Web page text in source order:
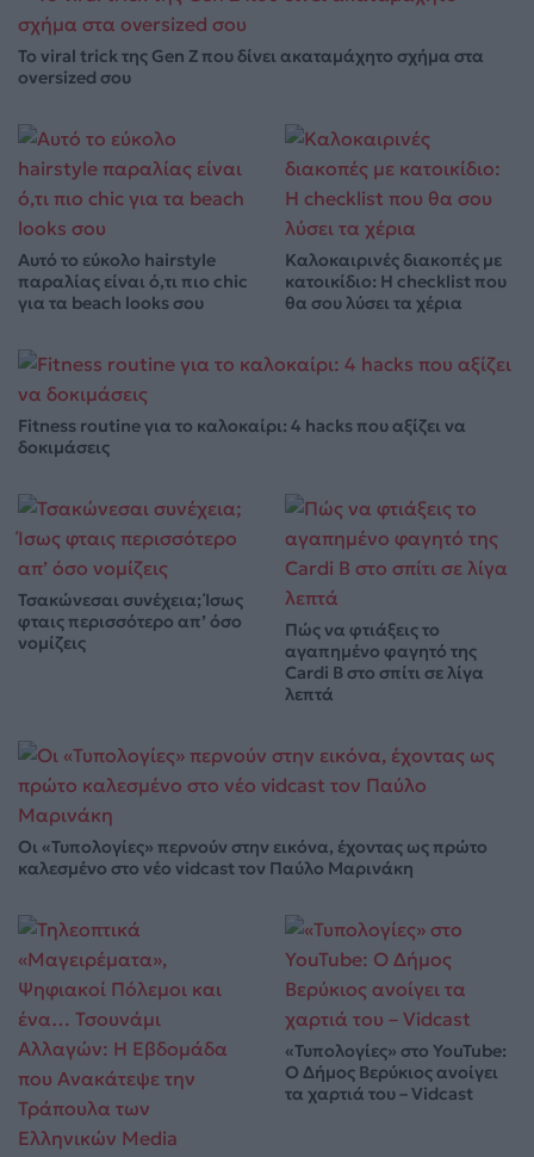
Το viral trick της Gen Z που δίνει ακαταμάχητο σχήμα στα
oversized σου
Αυτό το εύκολο hairstyle
παραλίας είναι ό,τι πιο chic
για τα beach looks σου
Καλοκαιρινές διακοπές με
κατοικίδιο: Η checklist που
θα σου λύσει τα χέρια
Fitness routine για το καλοκαίρι: 4 hacks που αξίζει να
δοκιμάσεις
Τσακώνεσαι συνέχεια; Ίσως
φταις περισσότερο απ’ όσο
νομίζεις
Πώς να φτιάξεις το
αγαπημένο φαγητό της
Cardi B στο σπίτι σε λίγα
λεπτά
Οι «Τυπολογίες» περνούν στην εικόνα, έχοντας ως πρώτο
καλεσμένο στο νέο vidcast τον Παύλο Μαρινάκη
«Τυπολογίες» στο YouTube:
Ο Δήμος Βερύκιος ανοίγει
τα χαρτιά του – Vidcast